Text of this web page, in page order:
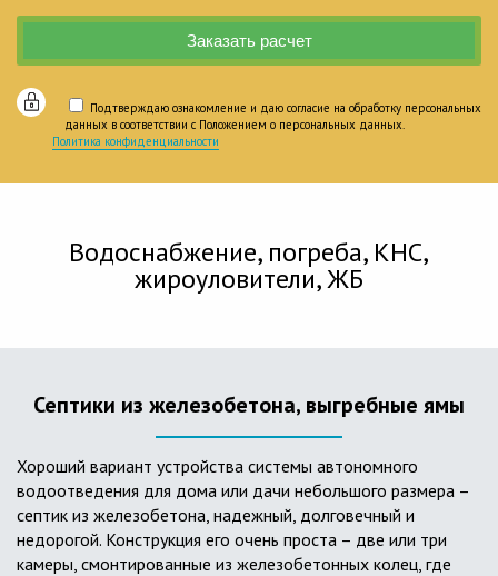
Подтверждаю ознакомление и даю согласие на обработку персональных
данных в соответствии с Положением о персональных данных.
Политика конфиденциальности
Водоснабжение, погреба, КНС,
жироуловители, ЖБ
Септики из железобетона, выгребные ямы
Хороший вариант устройства системы автономного
водоотведения для дома или дачи небольшого размера –
септик из железобетона, надежный, долговечный и
недорогой. Конструкция его очень проста – две или три
камеры, смонтированные из железобетонных колец, где